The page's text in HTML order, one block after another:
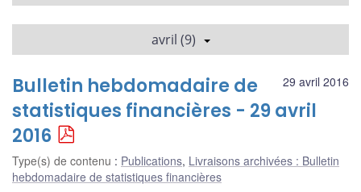
avril (9)
29 avril 2016
Bulletin hebdomadaire de
statistiques financières - 29 avril
2016
Type(s) de contenu : Publications, Livraisons archivées : Bulletin
hebdomadaire de statistiques financières